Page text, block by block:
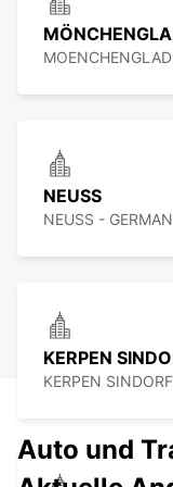
NEUSS
NEUSS -
KERPEN
KERPEN
Auto und